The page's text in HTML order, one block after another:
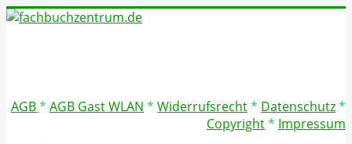
AGB* AGB Gast WLAN * Widerrufsrecht* Datenschutz*
Copyright* Impressum